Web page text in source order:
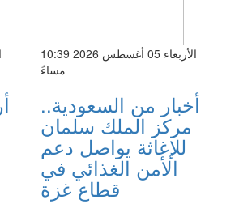
الأربعاء 05 أغسطس 2026 10:39
مساءً
أخبار من السعودية..
مركز الملك سلمان
للإغاثة يواصل دعم
الأمن الغذائي في
قطاع غزة